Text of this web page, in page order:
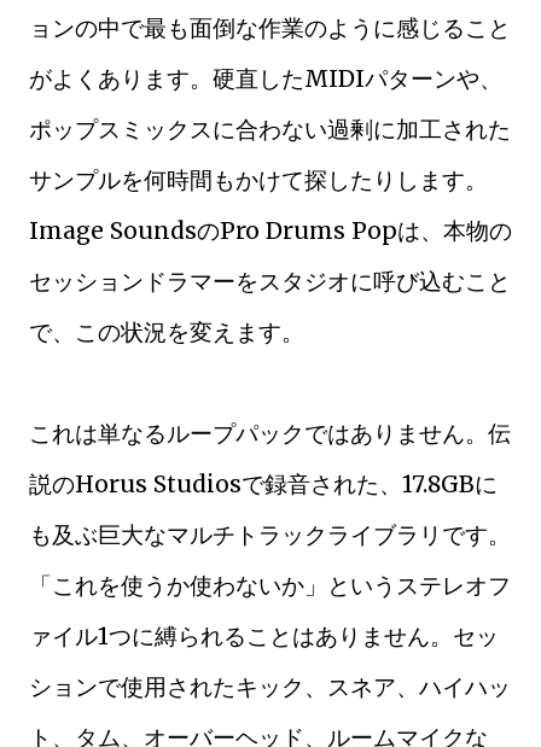
ョンの中で最も面倒な作業のように感じること
がよくあります。硬直したMIDIパターンや、
ポップスミックスに合わない過剰に加工された
サンプルを何時間もかけて探したりします。
Image SoundsのPro Drums Popは、本物の
セッションドラマーをスタジオに呼び込むこと
で、この状況を変えます。
これは単なるループパックではありません。伝
説のHorus Studiosで録音された、17.8GBに
も及ぶ巨大なマルチトラックライブラリです。
「これを使うか使わないか」というステレオフ
ァイル1つに縛られることはありません。セッ
ションで使用されたキック、スネア、ハイハッ
ト、タム、オーバーヘッド、ルームマイクな